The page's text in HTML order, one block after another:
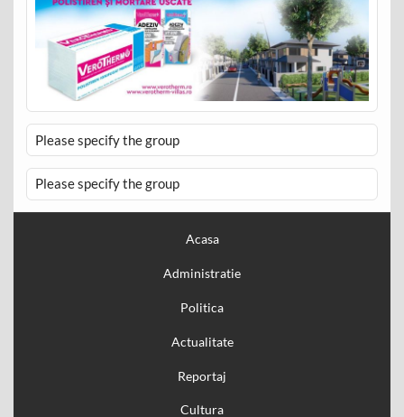
Please specify the group
Please specify the group
Acasa
Administratie
Politica
Actualitate
Reportaj
Cultura